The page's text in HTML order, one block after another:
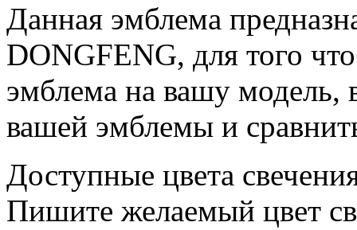
Данная эмблема
DONGFENG, для того
эмблема на вашу модель,
вашей эмблемы и
Доступные цвета
Пишите желаемый цвет